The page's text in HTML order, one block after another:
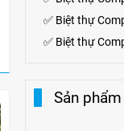
✅ Biệt thự
✅ Biệt thự
Sản